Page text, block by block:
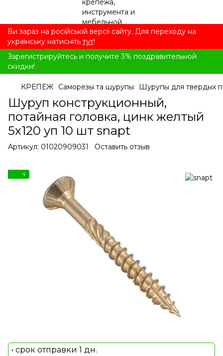
Ви зараз на російській версії сайту. Для переходу на
українську натисніть тут!
Зарегистрируйтесь и получите 3% поздравительной
скидки!
КРЕПЕЖ Саморезы та шурупы Шурупы для твердых
Шуруп конструкционный,
потайная головка, цинк желтый
5x120 уп 10 шт snapt
Артикул: 01020909031 Оставить отзыв
4
• срок отправки 1 дн.